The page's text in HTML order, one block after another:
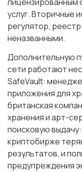
услуг. Вторичные
регулятор,
неназванными.
Дополнительную
сети работают
SafeVault:
приложения для
британская
хранения и арт-
поисковую
криптобирже
результатов, и
предупреждения